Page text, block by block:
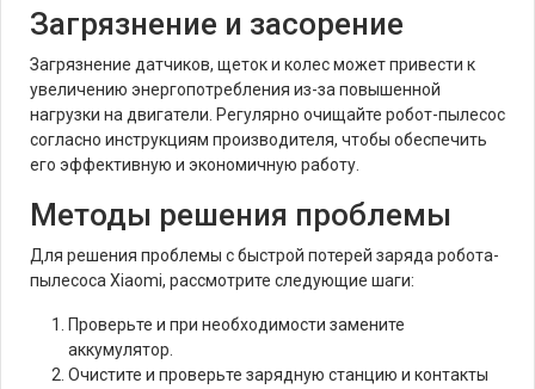
Загрязнение и засорение
Загрязнение датчиков, щеток и колес может привести к
увеличению энергопотребления из-за повышенной
нагрузки на двигатели. Регулярно очищайте робот-пылесос
согласно инструкциям производителя, чтобы обеспечить
его эффективную и экономичную работу.
Методы решения проблемы
Для решения проблемы с быстрой потерей заряда робота-
пылесоса Xiaomi, рассмотрите следующие шаги:
Проверьте и при необходимости замените
аккумулятор.
Очистите и проверьте зарядную станцию и контакты